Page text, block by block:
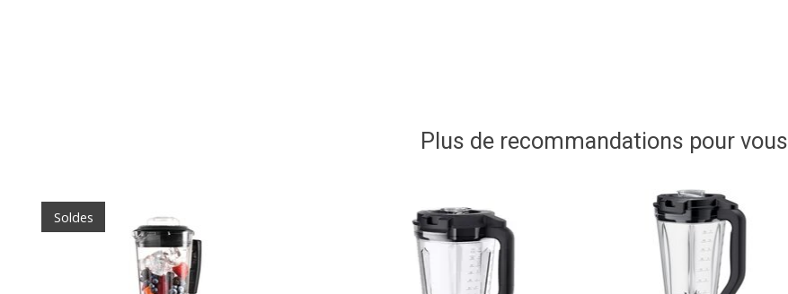
Plus de recommandations pour vous
Articles du carrousel de produits
Soldes